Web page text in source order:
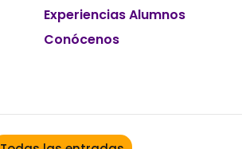
Experiencias Alumnos
Conócenos